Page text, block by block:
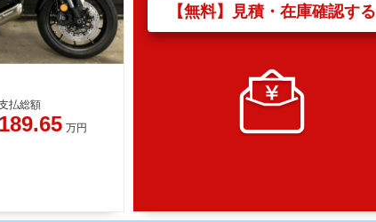
払総額
189.65 万円
【無料】見積・在庫確認する